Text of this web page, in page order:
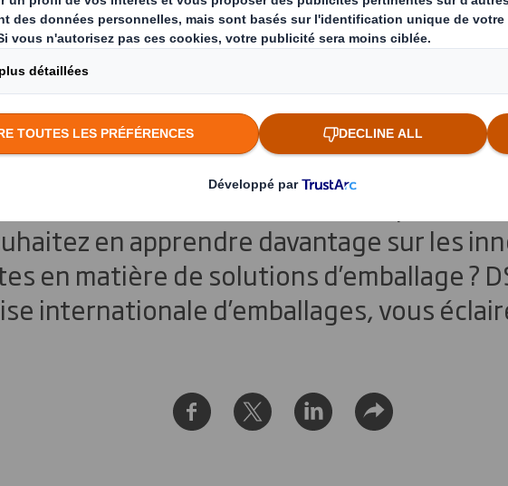
d’emballage ?
développement des achats en ligne, les
importance capitale. L’apparence du colis
en apprendre davantage sur les
en matière de solutions d’emballage ?
internationale d’emballages, vous